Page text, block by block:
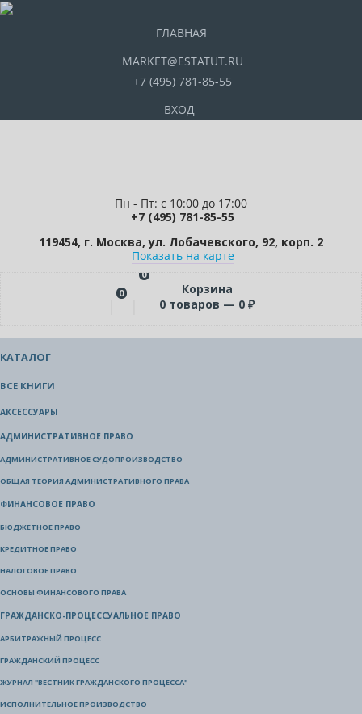
ГЛАВНАЯ
MARKET@ESTATUT.RU
+7 (495) 781-85-55
ВХОД
Пн - Пт: с 10:00 до 17:00
+7 (495) 781-85-55
119454, г. Москва, ул. Лобачевского, 92, корп. 2
Показать на карте
0
0
Корзина
0 товаров — 0 ₽
КАТАЛОГ
ВСЕ КНИГИ
АКСЕССУАРЫ
АДМИНИСТРАТИВНОЕ ПРАВО
АДМИНИСТРАТИВНОЕ СУДОПРОИЗВОДСТВО
ОБЩАЯ ТЕОРИЯ АДМИНИСТРАТИВНОГО ПРАВА
ФИНАНСОВОЕ ПРАВО
БЮДЖЕТНОЕ ПРАВО
КРЕДИТНОЕ ПРАВО
НАЛОГОВОЕ ПРАВО
ОСНОВЫ ФИНАНСОВОГО ПРАВА
ГРАЖДАНСКО-ПРОЦЕССУАЛЬНОЕ ПРАВО
АРБИТРАЖНЫЙ ПРОЦЕСС
ГРАЖДАНСКИЙ ПРОЦЕСС
ЖУРНАЛ "ВЕСТНИК ГРАЖДАНСКОГО ПРОЦЕССА"
ИСПОЛНИТЕЛЬНОЕ ПРОИЗВОДСТВО